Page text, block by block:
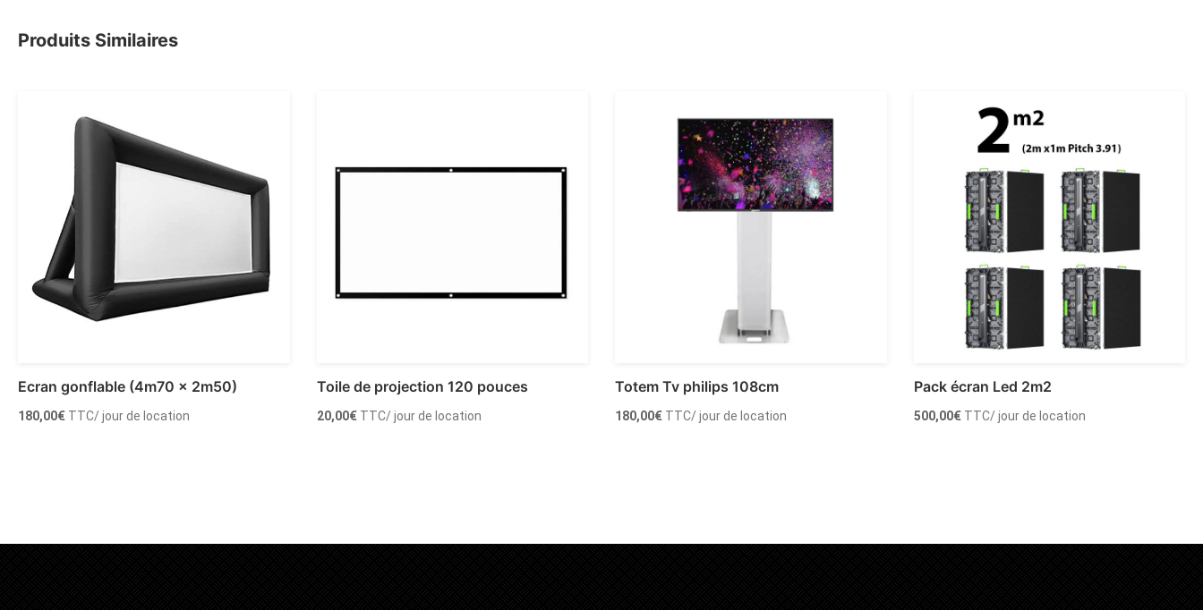
Produits Similaires
Ecran gonflable (4m70 x 2m50)
180,00€ TTC/ jour de location
Toile de projection 120 pouces
20,00€ TTC/ jour de location
Totem Tv philips 108cm
180,00€ TTC/ jour de location
Pack écran Led 2m2
500,00€ TTC/ jour de location